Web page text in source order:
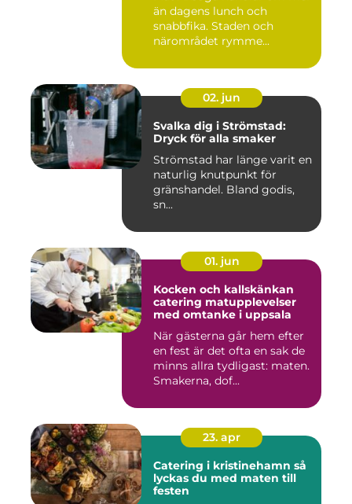
än dagens lunch och
snabbfika. Staden och
närområdet rymme...
02. jun
Svalka dig i Strömstad:
Dryck för alla smaker
Strömstad har länge varit en
naturlig knutpunkt för
gränshandel. Bland godis,
sn...
01. jun
Kocken och kallskänkan
catering matupplevelser
med omtanke i uppsala
När gästerna går hem efter
en fest är det ofta en sak de
minns allra tydligast: maten.
Smakerna, dof...
23. apr
Catering i kristinehamn så
lyckas du med maten till
festen